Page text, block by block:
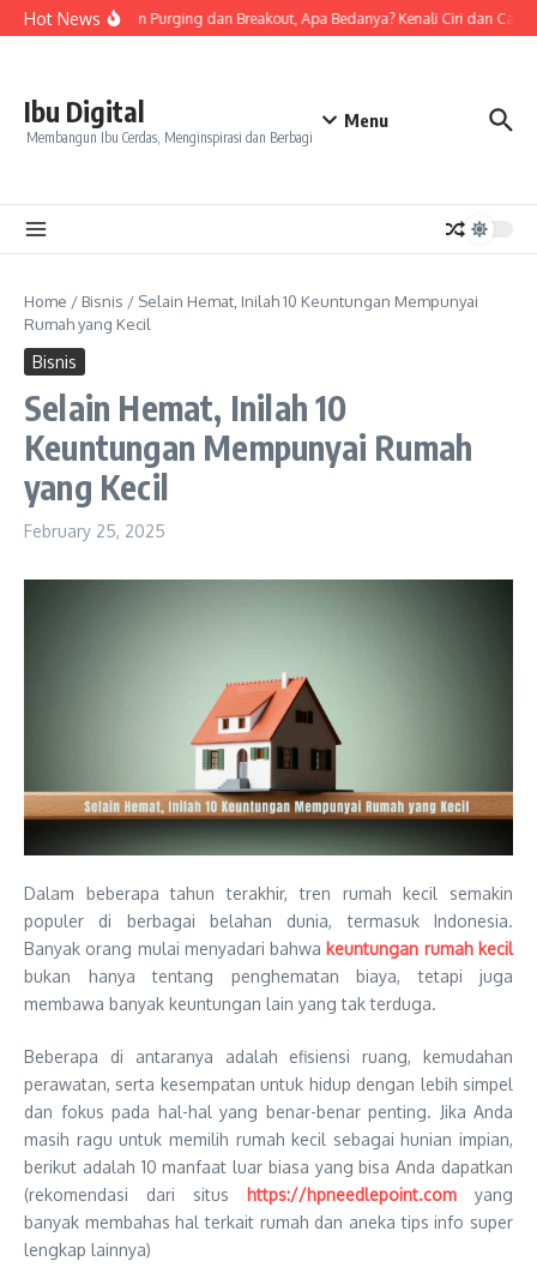
Skip to content
Hot News
Tanda Skin Purging dan Breakout, Apa Bedanya? Kenali Ciri dan Cara
Ibu Digital
Membangun Ibu Cerdas, Menginspirasi dan Berbagi
Menu
Home / Bisnis / Selain Hemat, Inilah 10 Keuntungan Mempunyai
Rumah yang Kecil
Bisnis
Selain Hemat, Inilah 10
Keuntungan Mempunyai Rumah
yang Kecil
February 25, 2025
Dalam beberapa tahun terakhir, tren rumah kecil semakin
populer di berbagai belahan dunia, termasuk Indonesia.
Banyak orang mulai menyadari bahwa keuntungan rumah kecil
bukan hanya tentang penghematan biaya, tetapi juga
membawa banyak keuntungan lain yang tak terduga.
Beberapa di antaranya adalah efisiensi ruang, kemudahan
perawatan, serta kesempatan untuk hidup dengan lebih simpel
dan fokus pada hal-hal yang benar-benar penting. Jika Anda
masih ragu untuk memilih rumah kecil sebagai hunian impian,
berikut adalah 10 manfaat luar biasa yang bisa Anda dapatkan
(rekomendasi dari situs https://hpneedlepoint.com yang
banyak membahas hal terkait rumah dan aneka tips info super
lengkap lainnya)